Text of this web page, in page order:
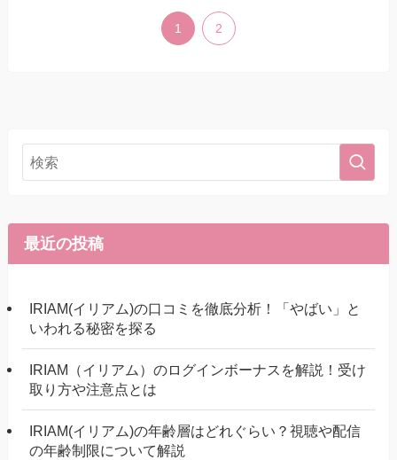
1 2
最近の投稿
IRIAM(イリアム)の口コミを徹底分析！「やばい」と
いわれる秘密を探る
IRIAM（イリアム）のログインボーナスを解説！受け
取り方や注意点とは
IRIAM(イリアム)の年齢層はどれぐらい？視聴や配信
の年齢制限について解説